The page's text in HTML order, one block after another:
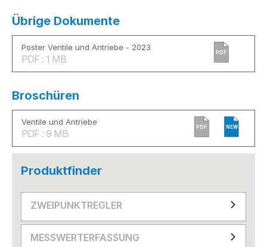
Übrige Dokumente
Poster Ventile und Antriebe - 2023
PDF : 1 MB
PDF
Broschüren
Ventile und Antriebe
PDF : 9 MB
PDF NEW
Produktfinder
ZWEIPUNKTREGLER
MESSWERTERFASSUNG